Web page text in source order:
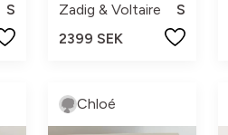
S
Zadig & Voltaire
S
2399 SEK
Chloé